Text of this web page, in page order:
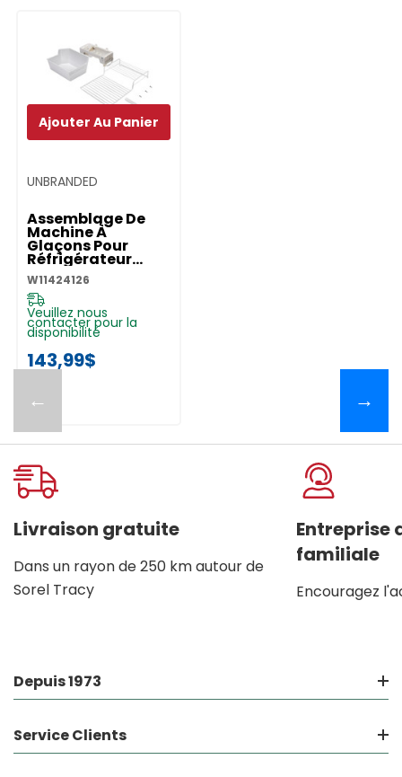
←
UNBRANDED
Assemblage De
Machine À
Glaçons Pour
Réfrigérateur
W11424126
W11424126
Veuillez nous
contacter pour la
disponibilité
143,99$
Ajouter Au Panier
→
Livraison gratuite
Dans un rayon de 250 km autour de
Sorel Tracy
Entreprise
familiale
Encouragez
Depuis 1973
Service Clients